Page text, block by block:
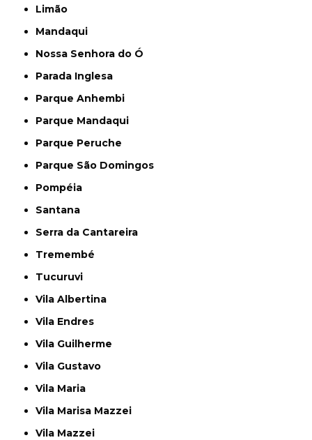
Limão
Mandaqui
Nossa Senhora do Ó
Parada Inglesa
Parque Anhembi
Parque Mandaqui
Parque Peruche
Parque São Domingos
Pompéia
Santana
Serra da Cantareira
Tremembé
Tucuruvi
Vila Albertina
Vila Endres
Vila Guilherme
Vila Gustavo
Vila Maria
Vila Marisa Mazzei
Vila Mazzei